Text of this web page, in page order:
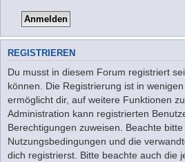
REGISTRIEREN
Du musst in diesem Forum registriert
können. Die Registrierung ist in
ermöglicht dir, auf weitere Funktionen
Administration kann registrierten
Berechtigungen zuweisen. Beachte
Nutzungsbedingungen und die
dich registrierst. Bitte beachte auch die